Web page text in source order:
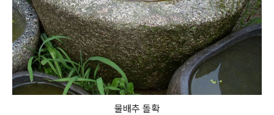
물배추 돌확